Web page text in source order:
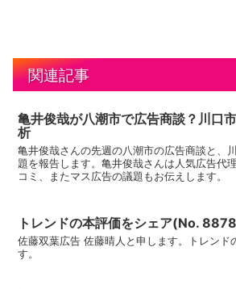
関連記事
亀井俊哉が八潮市で広告商談？川口
析
亀井俊哉さんの先週の八潮市の広告商談と、
題を報告します。亀井俊哉さんは人気広告代
コミ、またマス広告の議題もお伝えします。
トレンドの本評価をシェア(No.
佐藤双葉広告 佐藤晴人と申します。トレンド
す。